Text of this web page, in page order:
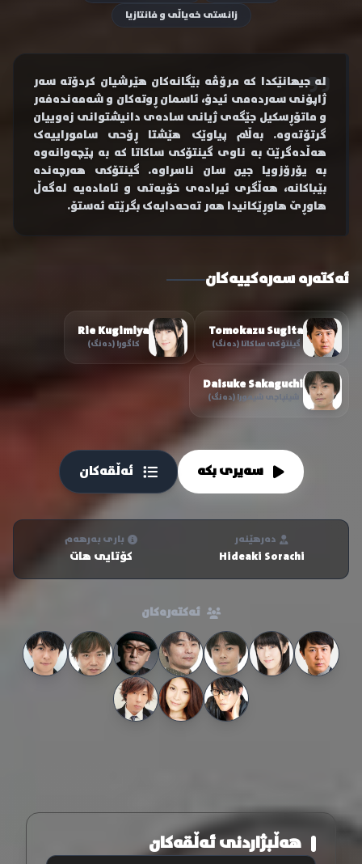
زانستی خەیاڵی و فانتازیا
لە جیهانێکدا کە مرۆڤە بێگانەکان هێرشیان کردۆتە سەر
ژاپۆنی سەردەمی ئیدۆ، ئاسمان ڕوتەکان و شەمەندەفەر
و ماتۆڕسکیل جێگەی ژیانی سادەی دانیشتوانی زەوییان
گرتۆتەوە. بەڵام پیاوێک هێشتا ڕۆحی ساموراییەک
هەڵدەگرێت بە ناوی گینتۆکی ساکاتا کە بە پێچەوانەوە
بە یۆرۆزویا جین سان ناسراوە. گینتۆکی هەرچەندە
بێباکانە، هەڵگری ئیرادەی خۆیەتی و ئامادەیە لەگەڵ
هاوڕێ هاوڕێکانیدا هەر تەحەدایەک بگرێتە ئەستۆ.
ئەکتەرە سەرەکییەکان
Tomokazu Sugita
گینتۆکی ساکاتا (دەنگ)
Rie Kugimiya
کاگورا (دەنگ)
Daisuke Sakaguchi
شینپاچی شیمورا (دەنگ)
سەیری بکە ئەڵقەکان
دەرهێنەر
Hideaki Sorachi
باری بەرهەم
کۆتایی هات
ئەکتەرەکان
هەڵبژاردنی ئەڵقەکان